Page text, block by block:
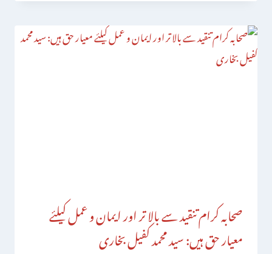
صحابہ کرام تنقید سے بالا تر اور ایمان و عمل کیلئے
معیار حق ہیں: سید محمد کفیل بخاری